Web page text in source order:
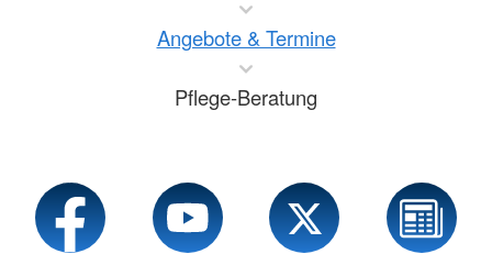
Angebote & Termine
Pflege-Beratung